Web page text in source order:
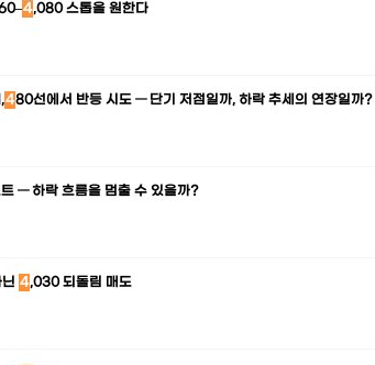
4,080 스톱을 원한다
480선에서 반등 시도 — 단기 저점일까, 하락 추세의 연장일까?
— 하락 흐름을 멈출 수 있을까?
4,030 되돌림 매도